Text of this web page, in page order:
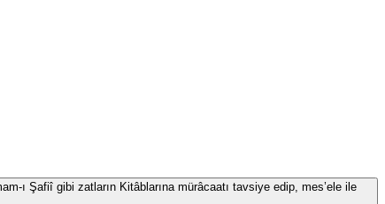
ı Şafiî gibi zatların Kitâblarına mürâcaatı tavsiye edip, mes’ele ile